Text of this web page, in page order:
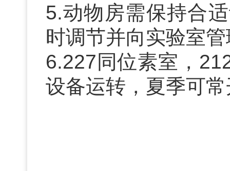
5.动物房需保持合
时调节并向实验室
6.227 同位素室，
设备运转，夏季可